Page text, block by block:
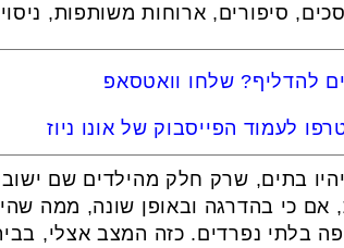
סיפורים, ארוחות משותפות,
להדליף? שלחו וואטסאפ
לעמוד הפייסבוק של אונו ניוז
בתים, שרק חלק מהילדים שם ישובו
אם כי בהדרגה ובאופן שונה, ממה
בלתי נפרדים. כזה המצב אצלי,